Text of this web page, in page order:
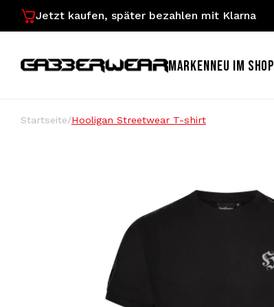
Jetzt kaufen, später bezahlen mit Klarna
MARKENNEU IM SHOP
Startseite/Hooligan Streetwear T-shirt